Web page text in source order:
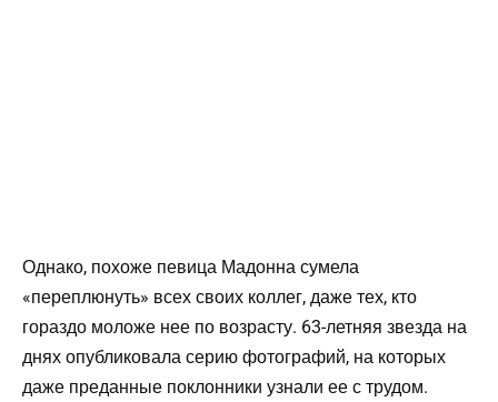
Однако, похоже певица Мадонна сумела
«переплюнуть» всех своих коллег, даже тех, кто
гораздо моложе нее по возрасту. 63-летняя звезда на
днях опубликовала серию фотографий, на которых
даже преданные поклонники узнали ее с трудом.